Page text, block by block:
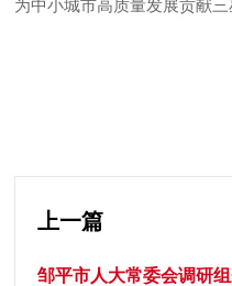
为中小城市高质量发展贡献三
上一篇
邹平市人大常委会调研